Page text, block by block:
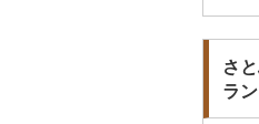
カ
ご
さ
ラ